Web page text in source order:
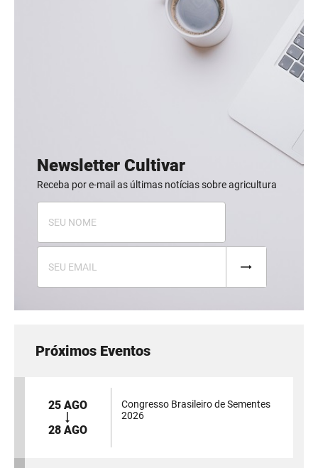
Newsletter Cultivar
Receba por e-mail as últimas notícias sobre agricultura
Próximos Eventos
25 AGO
28 AGO
Congresso Brasileiro de Sementes
2026